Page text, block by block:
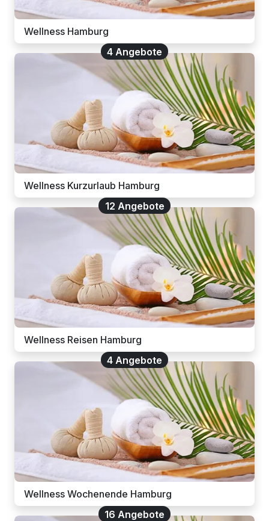
Wellness Hamburg
4 Angebote
Wellness Kurzurlaub Hamburg
12 Angebote
Wellness Reisen Hamburg
4 Angebote
Wellness Wochenende Hamburg
16 Angebote